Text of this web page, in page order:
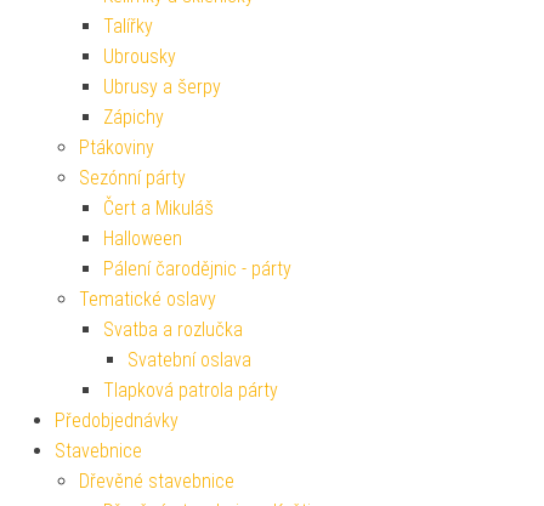
Talířky
Ubrousky
Ubrusy a šerpy
Zápichy
Ptákoviny
Sezónní párty
Čert a Mikuláš
Halloween
Pálení čarodějnic - párty
Tematické oslavy
Svatba a rozlučka
Svatební oslava
Tlapková patrola párty
Předobjednávky
Stavebnice
Dřevěné stavebnice